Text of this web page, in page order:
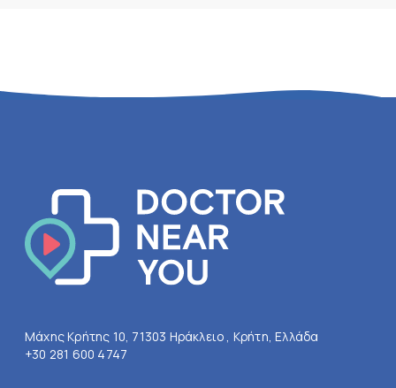
Μάχης Κρήτης 10, 71303 Ηράκλειο , Κρήτη, Ελλάδα
+30 281 600 4747